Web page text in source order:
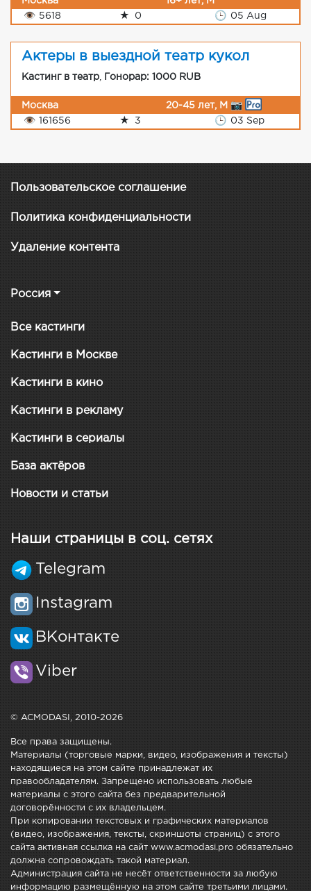
👁 5618 ★ 0 🕒 05 Aug
Актеры в выездной театр кукол
Кастинг в театр Гонорар: 1000 RUB
Москва
20-45 лет, М 📷
👁 161656 ★ 3 🕒 03 Sep
Пользовательское соглашение
Политика конфиденциальности
Удаление контента
Россия
Все кастинги
Кастинги в Москве
Кастинги в кино
Кастинги в рекламу
Кастинги в сериалы
База актёров
Новости и статьи
Наши страницы в соц. сетях
Telegram
Instagram
ВКонтакте
Viber
© ACMODASI, 2010-2026
Все права защищены.
Материалы (торговые марки, видео, изображения и тексты)
находящиеся на этом сайте принадлежат их
правообладателям. Запрещено использовать любые
материалы с этого сайта без предварительной
договорённости с их владельцем.
При копировании текстовых и графических материалов
(видео, изображения, тексты, скриншоты страниц) с этого
сайта активная ссылка на сайт www.acmodasi.pro обязательно
должна сопровождать такой материал.
Администрация сайта не несёт ответственности за любую
информацию размещённую на этом сайте третьими лицами.